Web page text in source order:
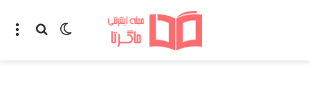
تغییر پوسته